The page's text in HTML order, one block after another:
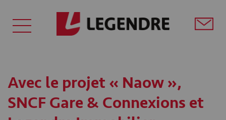
Avec le projet « Naow »,
SNCF Gare & Connexions et